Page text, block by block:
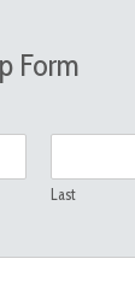
Form
Last